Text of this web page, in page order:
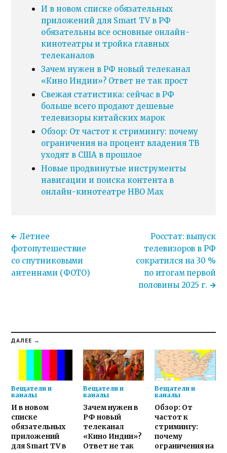
И в новом списке обязательных
приложений для Smart TV в РФ
обязательны все основные онлайн-
кинотеатры и тройка главных
телеканалов
Зачем нужен в РФ новый телеканал
«Кино Индии»? Ответ не так прост
Свежая статистика: сейчас в РФ
больше всего продают дешевые
телевизоры китайских марок
Обзор: От частот к стримингу: почему
ограничения на процент владения ТВ
уходят в США в прошлое
Новые продвинутые инструменты
навигации и поиска контента в
онлайн-кинотеатре HBO Max
Летнее
фотопутешествие
со спутниковыми
антеннами (ФОТО)
Росстат: выпуск
телевизоров в РФ
сократился на 30 %
по итогам первой
половины 2025 г.
ДАЛЕЕ →
Вещатели и
каналы
И в новом
списке
обязательных
приложений
для Smart TV в
Вещатели и
каналы
Зачем нужен в
РФ новый
телеканал
«Кино Индии»?
Ответ не так
Вещатели и
каналы
Обзор: От
частот к
стримингу:
почему
ограничения на